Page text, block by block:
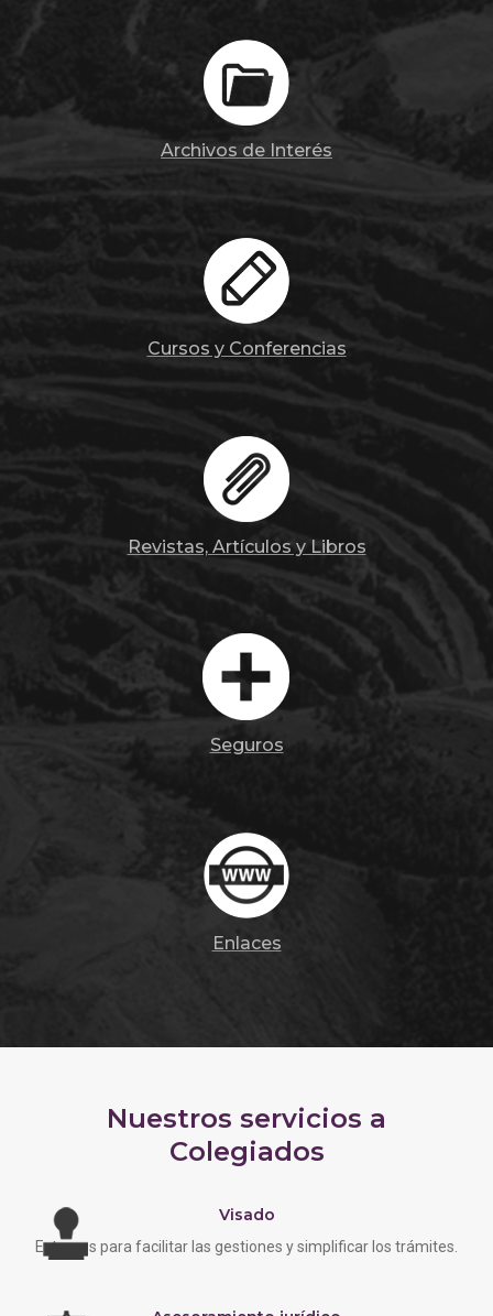
Archivos de Interés
Cursos y Conferencias
Revistas, Artículos y Libros
Seguros
Enlaces
Nuestros servicios a
Colegiados
Visado
Estamos para facilitar las gestiones y simplificar los trámites.